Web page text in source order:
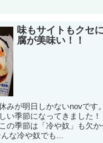
味もサイトもクセ
腐が美味い！！
みが明日しかないnovです
い季節になってきました
の季節は「冷や奴」も欠
な冷や奴でも...